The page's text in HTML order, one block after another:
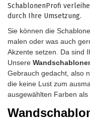
SchablonenProfi
durch Ihre Umsetzung.
Sie können die
malen oder was auch
Akzente setzen. Da sind
Unsere
Gebrauch gedacht, also
die keine Lust zum
ausgewählten Farben als